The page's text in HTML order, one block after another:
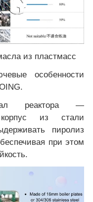
из пластмасс
особенности
реактора —
корпус из стали
пиролиз
при этом